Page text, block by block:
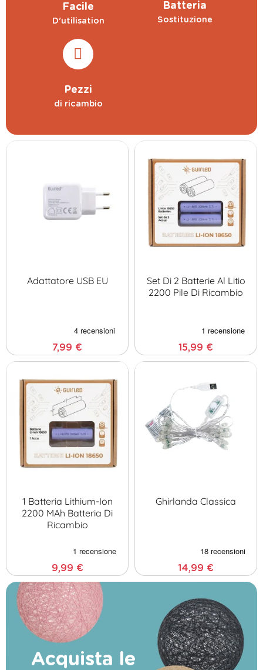
Facile
D'utilisation
Pezzi
di ricambio
Batteria
Sostituzione
Adattatore USB EU
7,99 €
Set Di 2 Batterie Al Litio
2200 Pile Di Ricambio
15,99 €
1 Batteria Lithium-Ion
2200 MAh Batteria Di
Ricambio
9,99 €
Ghirlanda Classica
14,99 €
Acquista le